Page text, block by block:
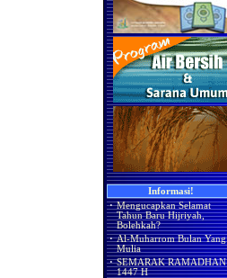
Informasi!
· Mengucapkan Selamat
Tahun Baru Hijriyah,
Bolehkah?
· Al-Muharrom Bulan Yang
Mulia
· SEMARAK RAMADHAN
1447 H